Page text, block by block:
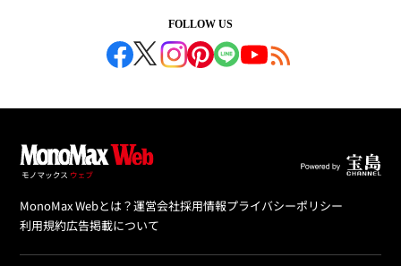
FOLLOW US
MonoMax Webとは？運営会社採用情報プライバシーポリシー
利用規約広告掲載について